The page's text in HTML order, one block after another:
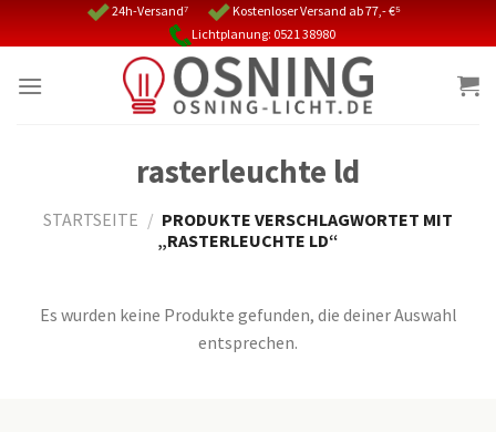
24h-Versand⁷
Kostenloser Versand ab 77,- €⁵
Lichtplanung: 0521 38980
rasterleuchte ld
STARTSEITE / PRODUKTE VERSCHLAGWORTET MIT
„RASTERLEUCHTE LD“
Es wurden keine Produkte gefunden, die deiner Auswahl
entsprechen.